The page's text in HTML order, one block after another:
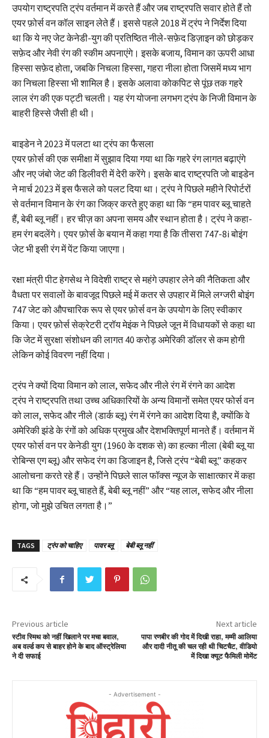
उपयोग राष्ट्रपति ट्रंप वर्तमान में करते हैं और जब राष्ट्रपति सवार होते हैं तो
एयर फ़ोर्स वन कॉल साइन लेते हैं। इससे पहले 2018 में ट्रंप ने निर्देश दिया
था कि ये नए जेट केनेडी-युग की प्रतिष्ठित नीले-सफ़ेद डिज़ाइन को छोड़कर
सफ़ेद और नेवी रंग की स्कीम अपनाएंगे। इसके बजाय, विमान का ऊपरी आधा
हिस्सा सफ़ेद होता, जबकि निचला हिस्सा, गहरा नीला होता जिसमें मध्य भाग
का निचला हिस्सा भी शामिल है। इसके अलावा कोकपिट से पूंछ तक गहरे
लाल रंग की एक पट्टी चलती। यह रंग योजना लगभग ट्रंप के निजी विमान के
बाहरी हिस्से जैसी ही थी।
बाइडेन ने 2023 में पलटा था ट्रंप का फैसला
एयर फ़ोर्स की एक समीक्षा में सुझाव दिया गया था कि गहरे रंग लागत बढ़ाएंगे
और नए जंबो जेट की डिलीवरी में देरी करेंगे। इसके बाद राष्ट्रपति जो बाइडेन
ने मार्च 2023 में इस फैसले को पलट दिया था। ट्रंप ने पिछले महीने रिपोर्टरों
से वर्तमान विमान के रंग का जिक्र करते हुए कहा था कि “हम पावर ब्लू चाहते
हैं, बेबी ब्लू नहीं। हर चीज़ का अपना समय और स्थान होता है। ट्रंप ने कहा-
हम रंग बदलेंगे। एयर फ़ोर्स के बयान में कहा गया है कि तीसरा 747-8i बोइंग
जेट भी इसी रंग में पेंट किया जाएगा।
रक्षा मंत्री पीट हेगसेथ ने विदेशी राष्ट्र से महंगे उपहार लेने की नैतिकता और
वैधता पर सवालों के बावजूद पिछले मई में कतर से उपहार में मिले लग्जरी बोइंग
747 जेट को औपचारिक रूप से एयर फ़ोर्स वन के उपयोग के लिए स्वीकार
किया। एयर फ़ोर्स सेक्रेटरी ट्रॉय मेइंक ने पिछले जून में विधायकों से कहा था
कि जेट में सुरक्षा संशोधन की लागत 40 करोड़ अमेरिकी डॉलर से कम होगी
लेकिन कोई विवरण नहीं दिया।
ट्रंप ने क्यों दिया विमान को लाल, सफेद और नीले रंग में रंगने का आदेश
ट्रंप ने राष्ट्रपति तथा उच्च अधिकारियों के अन्य विमानों समेत एयर फोर्स वन
को लाल, सफेद और नीले (डार्क ब्लू) रंग में रंगने का आदेश दिया है, क्योंकि वे
अमेरिकी झंडे के रंगों को अधिक प्रमुख और देशभक्तिपूर्ण मानते हैं। वर्तमान में
एयर फोर्स वन पर केनेडी युग (1960 के दशक से) का हल्का नीला (बेबी ब्लू या
रोबिन्स एग ब्लू) और सफेद रंग का डिजाइन है, जिसे ट्रंप “बेबी ब्लू” कहकर
आलोचना करते रहे हैं। उन्होंने पिछले साल फॉक्स न्यूज के साक्षात्कार में कहा
था कि “हम पावर ब्लू चाहते हैं, बेबी ब्लू नहीं” और “यह लाल, सफेद और नीला
होगा, जो मुझे उचित लगता है।”
TAGS ट्रंप को चाहिए पावर ब्लू बेबी ब्लू नहीं
Previous article
स्टीव स्मिथ को नहीं खिलाने पर मचा बवाल,
अब वर्ल्ड कप से बाहर होने के बाद ऑस्ट्रेलिया
ने दी सफाई
Next article
पापा रणबीर की गोद में दिखी राहा, मम्मी आलिया
और दादी नीतू की चल रही थी चिटचैट, वीडियो
में दिखा क्यूट फैमिली मोमेंट
- Advertisement -